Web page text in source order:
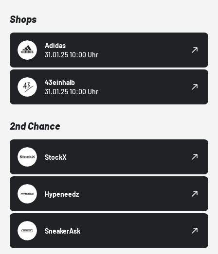
Shops
Adidas
31.01.25 10:00 Uhr
43einhalb
31.01.25 10:00 Uhr
2nd Chance
StockX
Hypeneedz
SneakerAsk